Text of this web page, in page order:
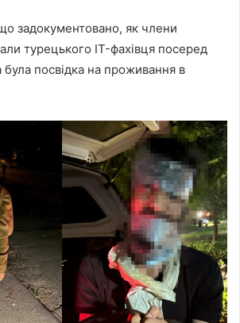
задокументовано, як члени
турецького IT-фахівця посеред
була посвідка на проживання в